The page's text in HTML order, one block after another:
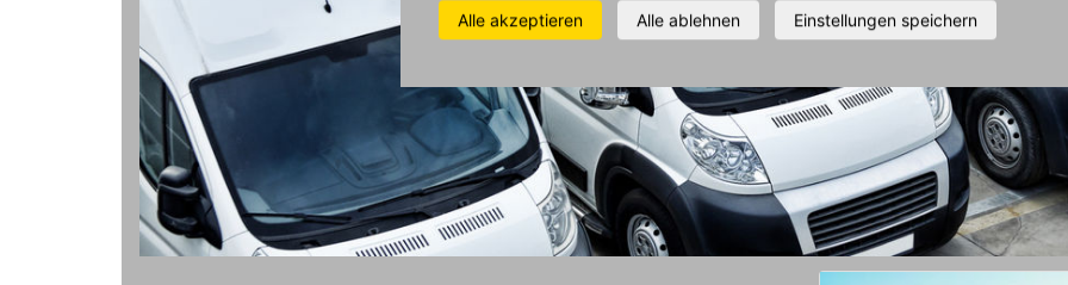
Alle akzeptieren Alle ablehnen Einstellungen speichern